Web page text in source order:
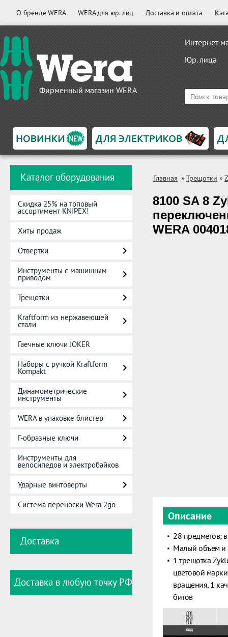
О бренде WERA WERA для юр. лиц Доставка и оплата
Фирменный магазин WERA
Интернет
Юр. лица
Каталог оборудования
Скидка 25% на топовый
ассортимент KNIPEX!
Хиты продаж
Отвертки
Инструменты с машинным
приводом
Трещотки
Kraftform из нержавеющей
стали
Гаечные ключи JOKER
Наборы с ручкой Kraftform
Kompakt
Динамометрические
инструменты
WERA в упаковке блистер
Г-образные ключи
Инструменты для
велосипедов и электробайков
Ударные винтоверты
Система переноски Wera 2go
Доставка
Доставка в любую точку РФ
Главная » Трещотки »
8100 SA 8
WERA
Описание
28 предметов;
Малый объем и
1 трещотка
цветовой
вращения, 1
битов